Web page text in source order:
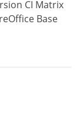
CI Matrix
Base